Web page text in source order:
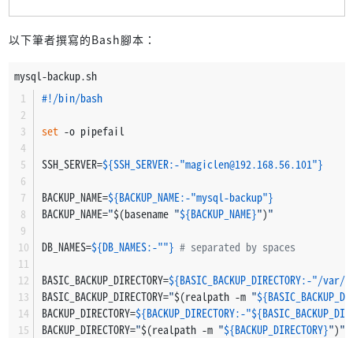
以下筆者撰寫的Bash腳本：
mysql-backup.sh
#!/bin/bash
set -o pipefail
SSH_SERVER=${SSH_SERVER:-"magiclen@192.168.56.101"}
BACKUP_NAME=${BACKUP_NAME:-"mysql-backup"}
BACKUP_NAME="$(basename "${BACKUP_NAME}")"
DB_NAMES=${DB_NAMES:-""} # separated by spaces
BASIC_BACKUP_DIRECTORY=${BASIC_BACKUP_DIRECTORY:-"/
BASIC_BACKUP_DIRECTORY="$(realpath -m "
BACKUP_DIRECTORY=${BACKUP_DIRECTORY:-"
BACKUP_DIRECTORY="$(realpath -m "${BACKUP_DIRECTORY}")"